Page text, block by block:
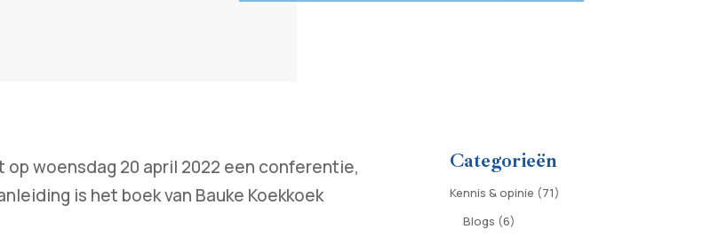
woensdag 20 april 2022 een conferentie,
is het boek van Bauke Koekkoek
Categorieën
Kennis & opinie (71)
Blogs (6)